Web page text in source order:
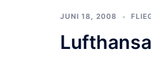
JUNI 18, 2008